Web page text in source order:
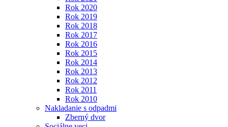
Rok 2020
Rok 2019
Rok 2018
Rok 2017
Rok 2016
Rok 2015
Rok 2014
Rok 2013
Rok 2012
Rok 2011
Rok 2010
Nakladanie s odpadmi
Zberný dvor